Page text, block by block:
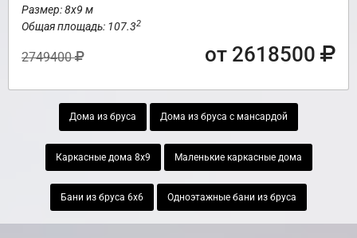
Размер: 8х9 м
Общая площадь: 107.32
2749400 от 2618500
Дома из бруса Дома из бруса с мансардой
Каркасные дома 8х9 Маленькие каркасные дома
Бани из бруса 6х6 Одноэтажные бани из бруса